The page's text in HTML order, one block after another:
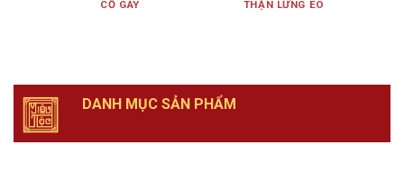
CỔ GÁY
THẬN LƯNG EO
DANH MỤC SẢN PHẨM